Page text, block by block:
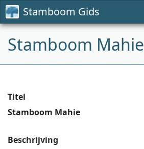
Stamboom Gids
Stamboom Mahie
Titel
Stamboom Mahie
Beschrijving